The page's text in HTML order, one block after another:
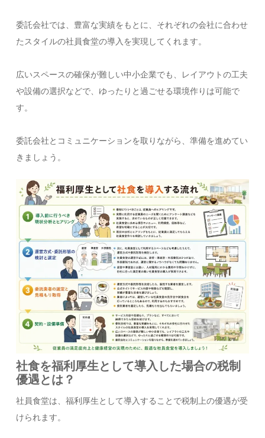
委託会社では、豊富な実績をもとに、それぞれの会社に合わせ
たスタイルの社員食堂の導入を実現してくれます。
広いスペースの確保が難しい中小企業でも、レイアウトの工夫
や設備の選択などで、ゆったりと過ごせる環境作りは可能で
す。
委託会社とコミュニケーションを取りながら、準備を進めてい
きましょう。
社食を福利厚生として導入した場合の税制
優遇とは？
社員食堂は、福利厚生として導入することで税制上の優遇が受
けられます。